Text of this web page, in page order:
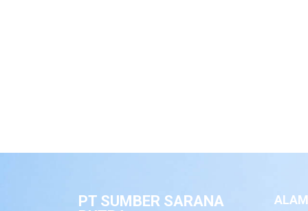
PT SUMBER SARANA